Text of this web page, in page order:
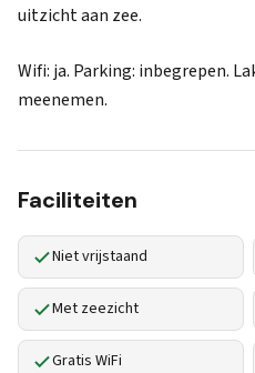
uitzicht aan zee.
Wifi: ja. Parking: inbegrepen.
meenemen.
Faciliteiten
Niet vrijstaand
Met zeezicht
Gratis WiFi